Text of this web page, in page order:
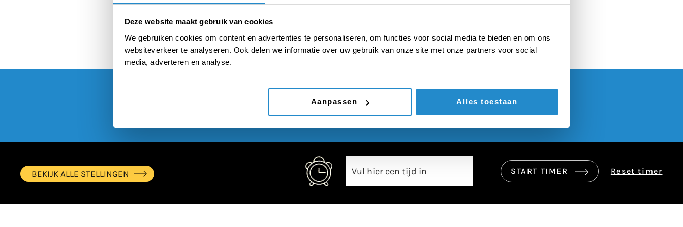
Deze website maakt gebruik van cookies
We gebruiken cookies om content en advertenties te personaliseren, om functies voor social media te bieden en om ons
websiteverkeer te analyseren. Ook delen we informatie over uw gebruik van onze site met onze partners voor social
media, adverteren en analyse.
Aanpassen Alles toestaan
00:00
BEKIJK ALLE STELLINGEN START TIMER Reset timer